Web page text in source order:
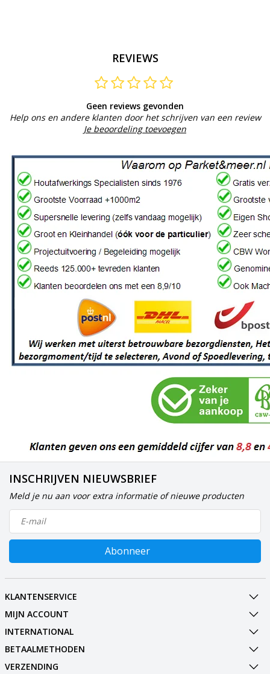
REVIEWS
Geen reviews gevonden
Help ons en andere klanten door het schrijven van een review
Je beoordeling toevoegen
INSCHRIJVEN NIEUWSBRIEF
Meld je nu aan voor extra informatie of nieuwe producten
Abonneer
KLANTENSERVICE
MIJN ACCOUNT
INTERNATIONAL
BETAALMETHODEN
VERZENDING